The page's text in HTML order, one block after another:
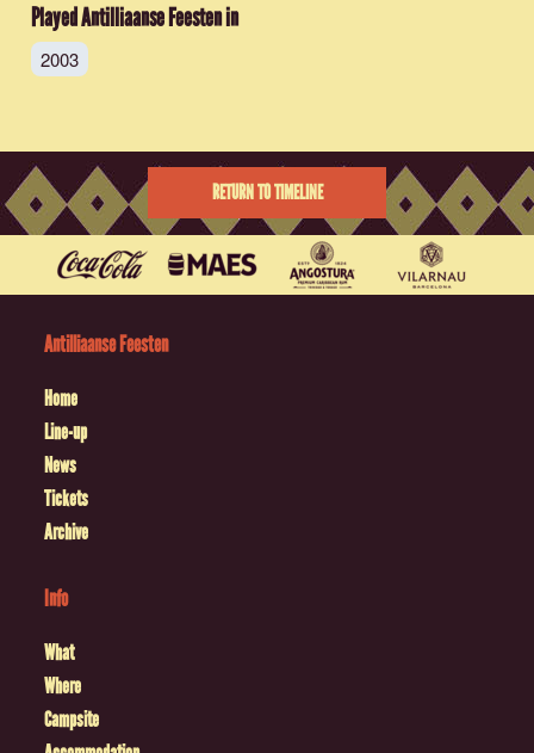
Played Antilliaanse Feesten in
2003
RETURN TO TIMELINE
Antilliaanse Feesten
Home
Line-up
News
Tickets
Archive
Info
What
Where
Campsite